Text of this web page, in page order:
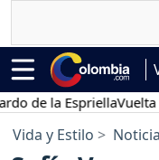
la EspriellaVuelta a
Vida y Estilo